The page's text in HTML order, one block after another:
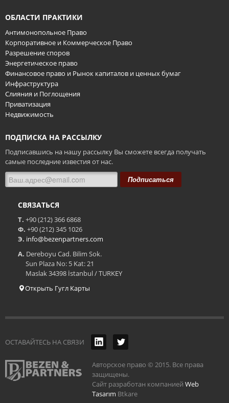
ОБЛАСТИ ПРАКТИКИ
Антимонопольное Право
Корпоративное и Коммерческое Право
Разрешение споров
Энергетическое право
Финансовое право и Рынок капиталов и ценных бумаг
Инфраструктура
Слияния и Поглощения
Приватизация
Недвижимость
ПОДПИСКА НА РАССЫЛКУ
Подписавшись на нашу рассылку Вы сможете всегда получать
самые последние известия от нас.
Подписаться
СВЯЗАТЬСЯ
Т. +90 (212) 366 6868
Ф. +90 (212) 345 1026
Э. info@bezenpartners.com
А. Dereboyu Cad. Bilim Sok.
Sun Plaza No: 5 Kat: 21
Maslak 34398 İstanbul / TURKEY
Открыть Гугл Карты
ОСТАВАЙТЕСЬ НА СВЯЗИ
Авторское право © 2015. Все права
защищены.
Сайт разработан компанией Web
Tasarım Btkare